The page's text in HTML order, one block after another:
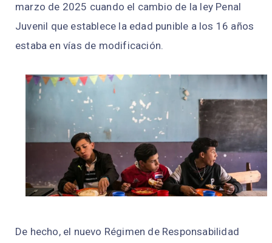
marzo de 2025 cuando el cambio de la ley Penal
Juvenil que establece la edad punible a los 16 años
estaba en vías de modificación.
De hecho, el nuevo Régimen de Responsabilidad